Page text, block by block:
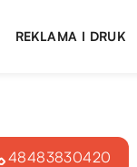
REKLAMA I DRUK
48483830420